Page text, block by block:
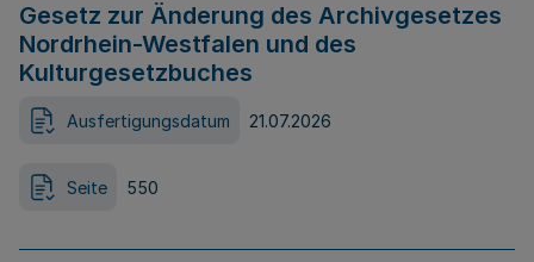
Gesetz zur Änderung des Archivgesetzes
Nordrhein-Westfalen und des
Kulturgesetzbuches
Ausfertigungsdatum 21.07.2026
Seite 550